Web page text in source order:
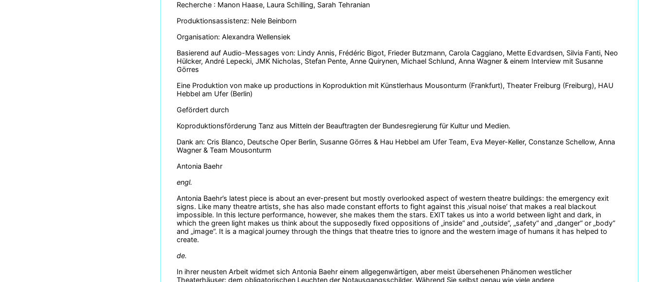
Recherche : Manon Haase, Laura Schilling, Sarah Tehranian
Produktionsassistenz: Nele Beinborn
Organisation: Alexandra Wellensiek
Basierend auf Audio-Messages von: Lindy Annis, Frédéric Bigot, Frieder Butzmann, Carola Caggiano, Mette Edvardsen, Silvia Fanti, Neo
Hülcker, André Lepecki, JMK Nicholas, Stefan Pente, Anne Quirynen, Michael Schlund, Anna Wagner & einem Interview mit Susanne
Görres
Eine Produktion von make up productions in Koproduktion mit Künstlerhaus Mousonturm (Frankfurt), Theater Freiburg (Freiburg), HAU
Hebbel am Ufer (Berlin)
Gefördert durch
Koproduktionsförderung Tanz aus Mitteln der Beauftragten der Bundesregierung für Kultur und Medien.
Dank an: Cris Blanco, Deutsche Oper Berlin, Susanne Görres & Hau Hebbel am Ufer Team, Eva Meyer-Keller, Constanze Schellow, Anna
Wagner & Team Mousonturm
Antonia Baehr
engl.
Antonia Baehr’s latest piece is about an ever-present but mostly overlooked aspect of western theatre buildings: the emergency exit
signs. Like many theatre artists, she has also made constant efforts to fight against this ‚visual noise‘ that makes a real blackout
impossible. In this lecture performance, however, she makes them the stars. EXIT takes us into a world between light and dark, in
which the green light makes us think about the supposedly fixed oppositions of „inside“ and „outside“, „safety“ and „danger“ or „body“
and „image“. It is a magical journey through the things that theatre tries to ignore and the western image of humans it has helped to
create.
de.
In ihrer neusten Arbeit widmet sich Antonia Baehr einem allgegenwärtigen, aber meist übersehenen Phänomen westlicher
Theaterhäuser: dem obligatorischen Leuchten der Notausgangsschilder. Während Sie selbst genau wie viele andere